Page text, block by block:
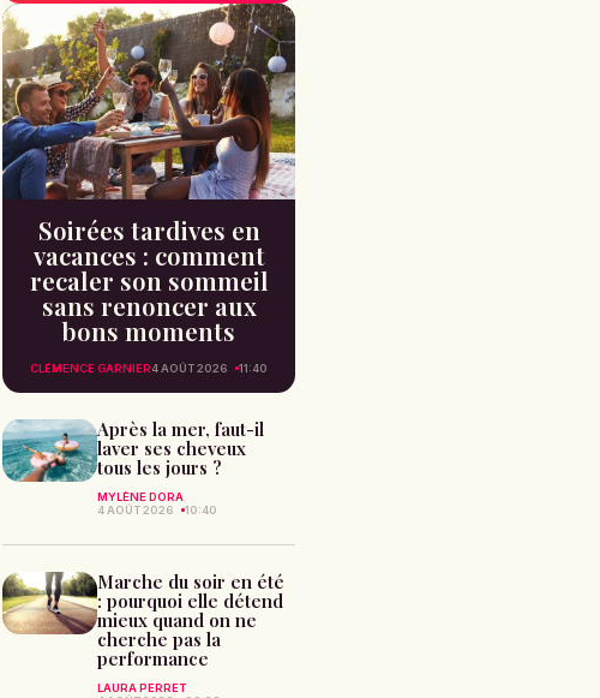
Soirées tardives en
vacances : comment
recaler son sommeil
sans renoncer aux
bons moments
CLÉMENCE GARNIER4 AOÛT 2026 11:40
Après la mer, faut-il
laver ses cheveux
tous les jours ?
MYLÈNE DORA
4 AOÛT 2026
10:40
Marche du soir en été
: pourquoi elle détend
mieux quand on ne
cherche pas la
performance
LAURA PERRET